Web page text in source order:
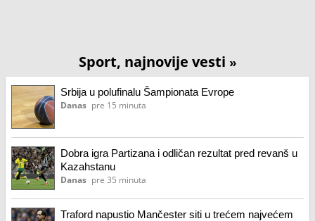
Sport, najnovije vesti »
Srbija u polufinalu Šampionata Evrope
Danas pre 15 minuta
Dobra igra Partizana i odličan rezultat pred revanš u
Kazahstanu
Danas pre 35 minuta
Traford napustio Mančester siti u trećem najvećem